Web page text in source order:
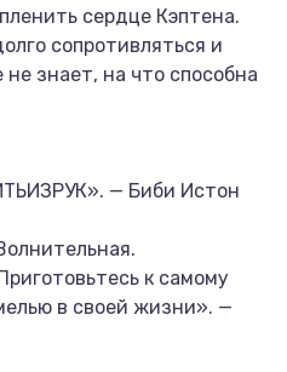
сердце Кэптена.
сопротивляться и
знает, на что способна
— Биби Истон
к самому
в своей жизни». —